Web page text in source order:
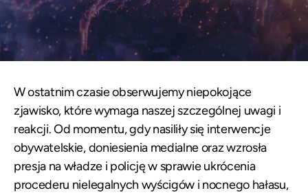
W ostatnim czasie obserwujemy niepokojące
zjawisko, które wymaga naszej szczególnej uwagi i
reakcji. Od momentu, gdy nasiliły się interwencje
obywatelskie, doniesienia medialne oraz wzrosła
presja na władze i policję w sprawie ukrócenia
procederu nielegalnych wyścigów i nocnego hałasu,